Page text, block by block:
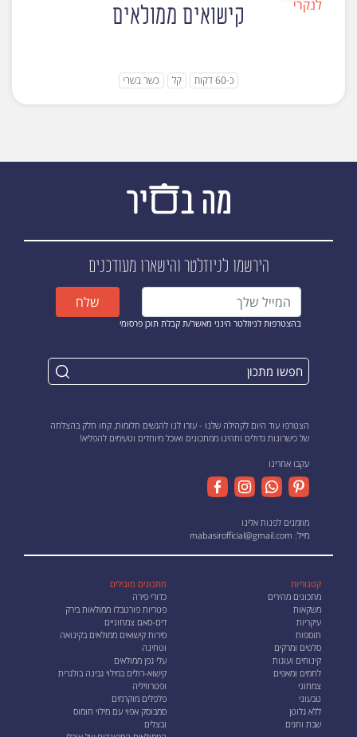
קישואים ממולאים
כ-60 דקות קל כשר בשרי
הירשמו לניוזלטרוהישארו מעודכנים
בהצטרפות לניוזלטר הינני מאשר/ת קבלת תוכן פרסומי
שלח
הצטרפו עוד היום לקהילה שלנו - עזרו לנו להגשים חלומות, קחו חלק בהצלחה
של כישרונות גדולים ותהינו ממתכונים ואוכל מיוחדים וטעימים להפליא!
עקבו אחרינו
מוזמנים לפנות אלינו
מייל: mabasirofficial@gmail.com
קטגוריות
מתכונים מהירים
משקאות
עיקריות
תוספות
סלטים ומרקים
קינוחים ועוגות
לחמים ומאפים
צמחוני
טבעוני
ללא גלוטן
שבת וחגים
מתכונים מובילים
כדורי פירה
פטריות פורטבלו ממולאות בירק
דים-סאם צמחוניים
סירות קישואים ממולאים בקינואה
וטחינה
עלי גפן ממולאים
קישוא-רולים במילוי גבינה בולגרית
ופטרוזיליה
פלפלים מוקרמים
סמבוסק אפוי עם מילוי חומוס
ובצלים